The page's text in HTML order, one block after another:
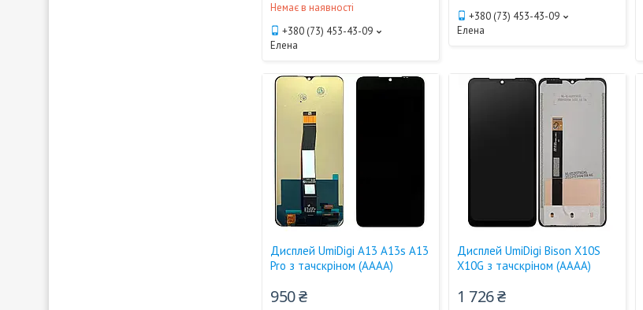
Немає в наявності
+380 (73) 453-43-09
Елена
+380 (73) 453-43-09
Елена
Дисплей UmiDigi A13 A13s A13
Pro з тачскріном (AAAA)
950 ₴
Дисплей UmiDigi Bison X10S
X10G з тачскріном (AAAA)
1 726 ₴